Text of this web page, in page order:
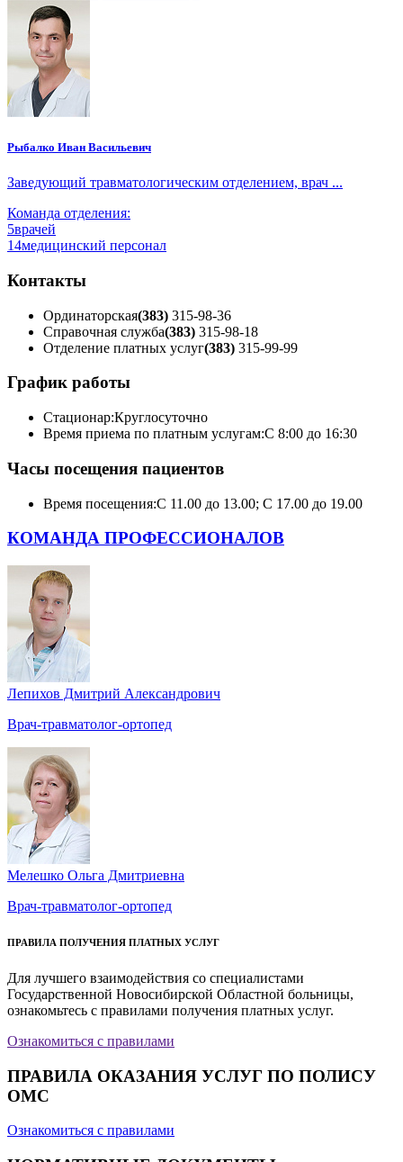
Рыбалко Иван Васильевич
Заведующий травматологическим отделением, врач ...
Команда отделения:
5врачей
14медицинский персонал
Контакты
Ординаторская(383) 315-98-36
Справочная служба(383) 315-98-18
Отделение платных услуг(383) 315-99-99
График работы
Стационар:Круглосуточно
Время приема по платным услугам:С 8:00 до 16:30
Часы посещения пациентов
Время посещения:С 11.00 до 13.00; С 17.00 до 19.00
КОМАНДА ПРОФЕССИОНАЛОВ
Лепихов Дмитрий Александрович
Врач-травматолог-ортопед
Мелешко Ольга Дмитриевна
Врач-травматолог-ортопед
ПРАВИЛА ПОЛУЧЕНИЯ ПЛАТНЫХ УСЛУГ
Для лучшего взаимодействия со специалистами
Государственной Новосибирской Областной больницы,
ознакомьтесь с правилами получения платных услуг.
Ознакомиться с правилами
ПРАВИЛА ОКАЗАНИЯ УСЛУГ ПО ПОЛИСУ
ОМС
Ознакомиться с правилами